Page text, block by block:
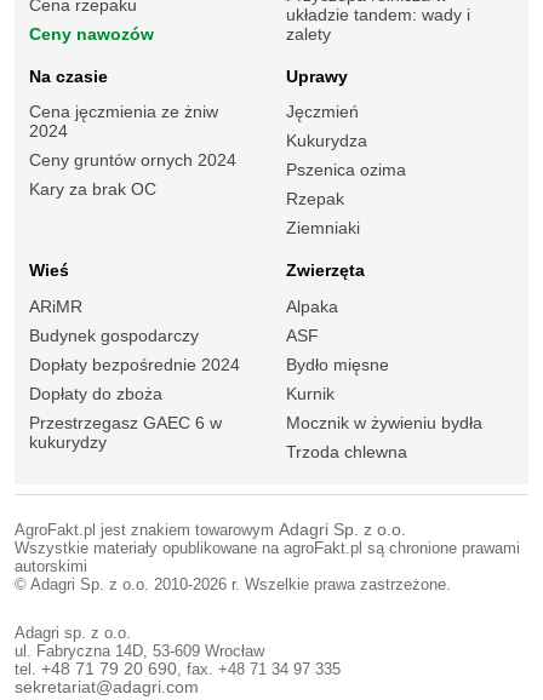
Cena rzepaku
Ceny nawozów
układzie tandem: wady i
zalety
Na czasie
Cena jęczmienia ze żniw
2024
Ceny gruntów ornych 2024
Kary za brak OC
Uprawy
Jęczmień
Kukurydza
Pszenica ozima
Rzepak
Ziemniaki
Wieś
ARiMR
Budynek gospodarczy
Dopłaty bezpośrednie 2024
Dopłaty do zboża
Przestrzegasz GAEC 6 w
kukurydzy
Zwierzęta
Alpaka
ASF
Bydło mięsne
Kurnik
Mocznik w żywieniu bydła
Trzoda chlewna
AgroFakt.pl jest znakiem towarowym Adagri Sp. z o.o.
Wszystkie materiały opublikowane na agroFakt.pl są chronione prawami
autorskimi
© Adagri Sp. z o.o. 2010-2026 r. Wszelkie prawa zastrzeżone.
Adagri sp. z o.o.
ul. Fabryczna 14D, 53-609 Wrocław
tel. +48 71 79 20 690, fax. +48 71 34 97 335
sekretariat@adagri.com